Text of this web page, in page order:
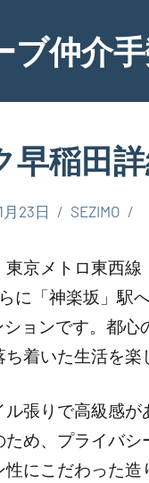
ブ仲介
早稲田
月23日 SEZIMO
京メトロ東西
に「神楽坂」駅
ョンです。都
着いた生活を楽
張りで高級感
め、プライバ
にこだわった